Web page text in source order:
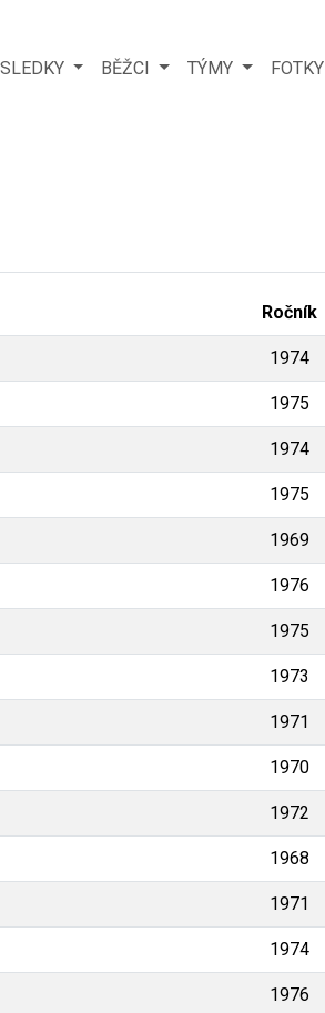
BĚŽCI TÝMY FOTKY
Ročník
1974
1975
1974
1975
1969
1976
1975
1973
1971
1970
1972
1968
1971
1974
1976